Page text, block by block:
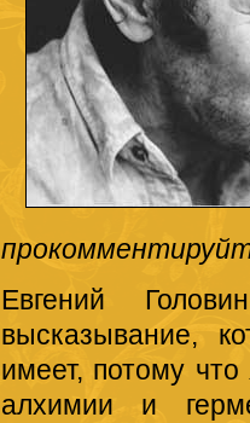
Евгений
высказывание,
имеет, потому
алхимии и